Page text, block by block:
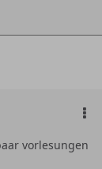
vorlesungen